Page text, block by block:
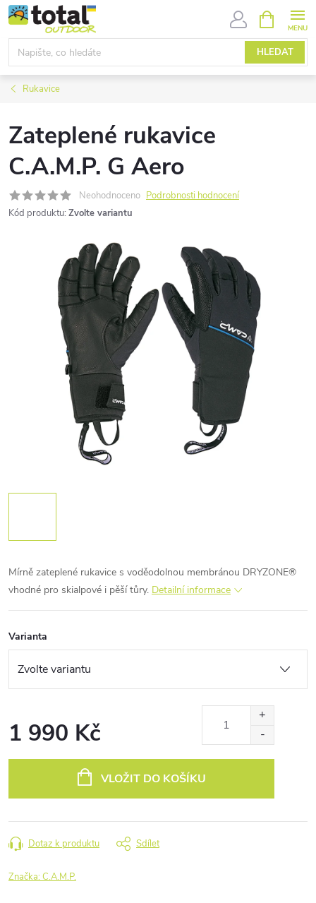
Přejít
na
obsah
HLEDAT
NÁKUPNÍ
KOŠÍK
Rukavice
Zateplené rukavice
C.A.M.P. G Aero
Neohodnoceno Podrobnosti hodnocení
Kód produktu: Zvolte variantu
Mírně zateplené rukavice s voděodolnou membránou DRYZONE®
vhodné pro skialpové i pěší tůry. Detailní informace
Varianta
1 990 Kč
VLOŽIT DO KOŠÍKU
Dotaz k produktu Sdílet
Značka:C.A.M.P.